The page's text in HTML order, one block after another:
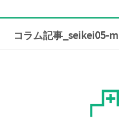
コラム記事_seikei05-